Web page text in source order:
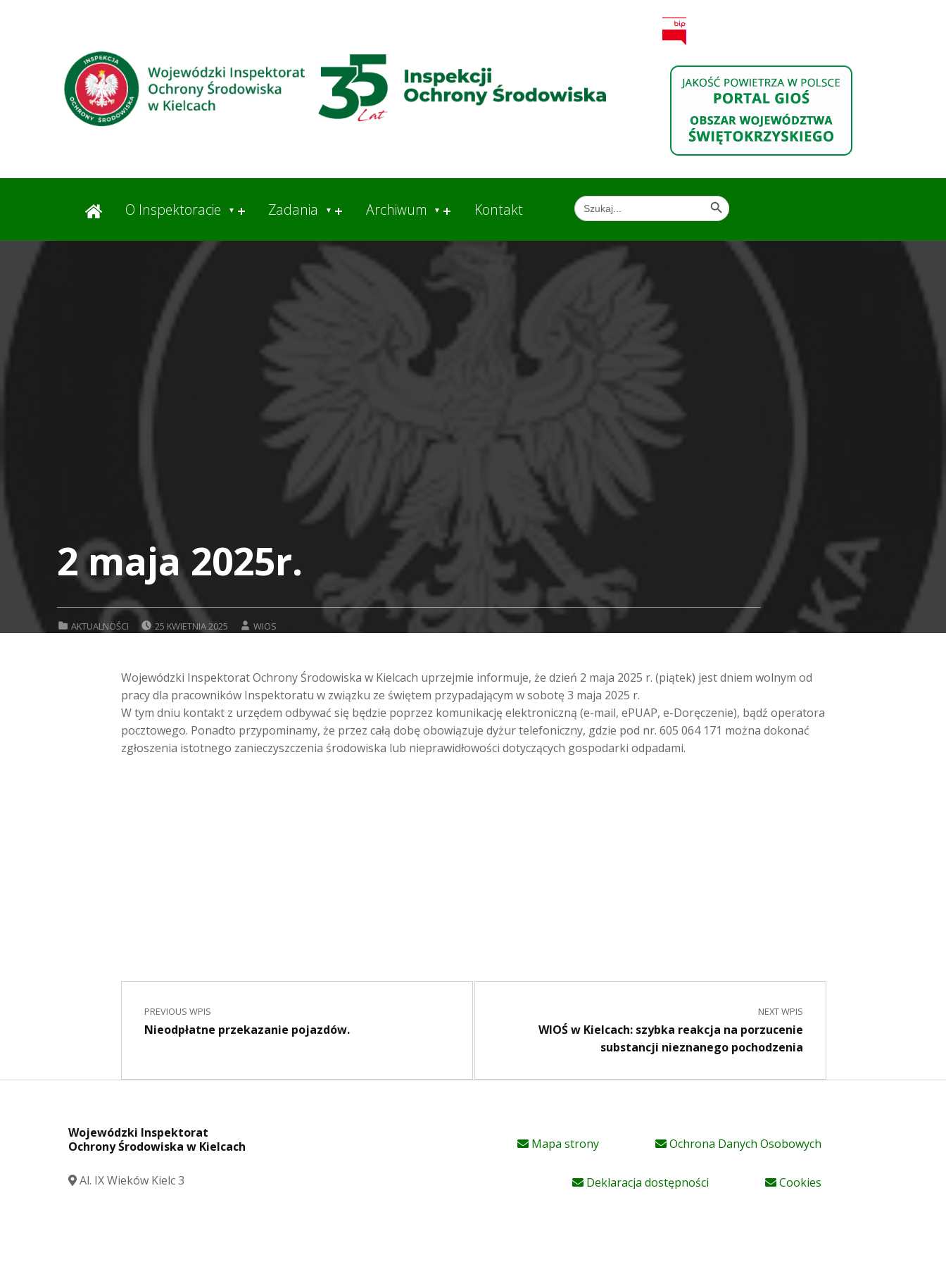
O Inspektoracie Zadania Archiwum Kontakt Search
for:
SEARCH BUTTON
2 maja 2025r.
AKTUALNOŚCI
POSTED ON:
25 KWIETNIA 2025 WIOS
Wojewódzki Inspektorat Ochrony Środowiska w Kielcach uprzejmie informuje, że dzień 2 maja 2025 r. (piątek) jest dniem wolnym od
pracy dla pracowników Inspektoratu w związku ze świętem przypadającym w sobotę 3 maja 2025 r.
W tym dniu kontakt z urzędem odbywać się będzie poprzez komunikację elektroniczną (e-mail, ePUAP, e-Doręczenie), bądź operatora
pocztowego. Ponadto przypominamy, że przez całą dobę obowiązuje dyżur telefoniczny, gdzie pod nr. 605 064 171 można dokonać
zgłoszenia istotnego zanieczyszczenia środowiska lub nieprawidłowości dotyczących gospodarki odpadami.
Skip back to main navigation
Nawigacja wpisu
PREVIOUS WPIS
Nieodpłatne przekazanie pojazdów.
NEXT WPIS
WIOŚ w Kielcach: szybka reakcja na porzucenie
substancji nieznanego pochodzenia
Wojewódzki Inspektorat
Ochrony Środowiska w Kielcach
Al. IX Wieków Kielc 3
Mapa strony Ochrona Danych Osobowych
Deklaracja dostępności Cookies